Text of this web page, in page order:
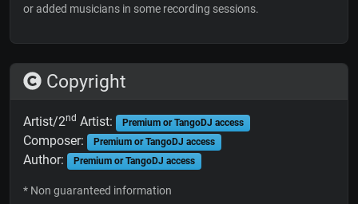
or added musicians in some recording sessions.
Copyright
Artist/2nd Artist: Premium or TangoDJ access
Composer: Premium or TangoDJ access
Author: Premium or TangoDJ access
* Non guaranteed information